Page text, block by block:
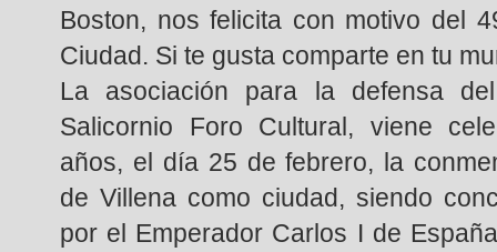
Boston, nos felicita con motivo del
Ciudad. Si te gusta comparte en tu
La asociación para la defensa
Salicornio Foro Cultural, viene
años, el día 25 de febrero, la
de Villena como ciudad, siendo
por el Emperador Carlos I de